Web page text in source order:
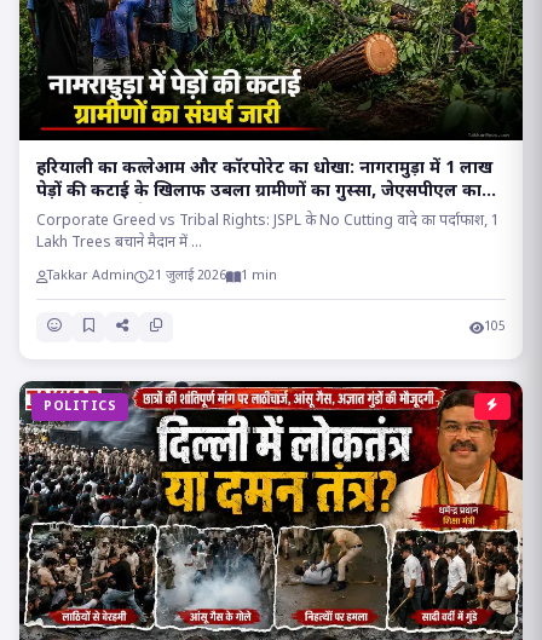
हरियाली का कत्लेआम और कॉरपोरेट का धोखा: नागरामुड़ा में 1 लाख
पेड़ों की कटाई के खिलाफ उबला ग्रामीणों का गुस्सा, जेएसपीएल का
वादा निकला सफेद झूठ!!
Corporate Greed vs Tribal Rights: JSPL के No Cutting वादे का पर्दाफाश, 1
Lakh Trees बचाने मैदान में ...
Takkar Admin 21 जुलाई 2026 1 min
105
POLITICS